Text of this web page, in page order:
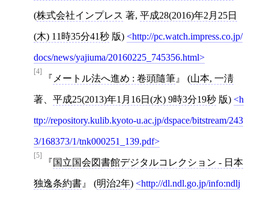
(株式会社インプレス 著, 平成28(2016)年2月25日
(木) 11時35分41秒 版) http://pc.watch.impress.co.jp/
docs/news/yajiuma/20160225_745356.html
[4]
メートル法へ進め : 卷頭隨筆 (山本, 一淸
著、 平成25(2013)年1月16日(水) 9時3分19秒 版) h
ttp://repository.kulib.kyoto-u.ac.jp/dspace/bitstream/243
3/168373/1/tnk000251_139.pdf
[5]
国立国会図書館デジタルコレクション - 日本
独逸条約書 (明治2年) http://dl.ndl.go.jp/info:ndlj